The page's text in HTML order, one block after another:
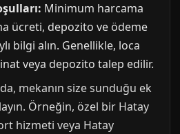
Minimum harcama
ücreti, depozito ve ödeme
bilgi alın. Genellikle, loca
veya depozito talep edilir.
mekanın size sunduğu ek
Örneğin, özel bir Hatay
hizmeti veya Hatay